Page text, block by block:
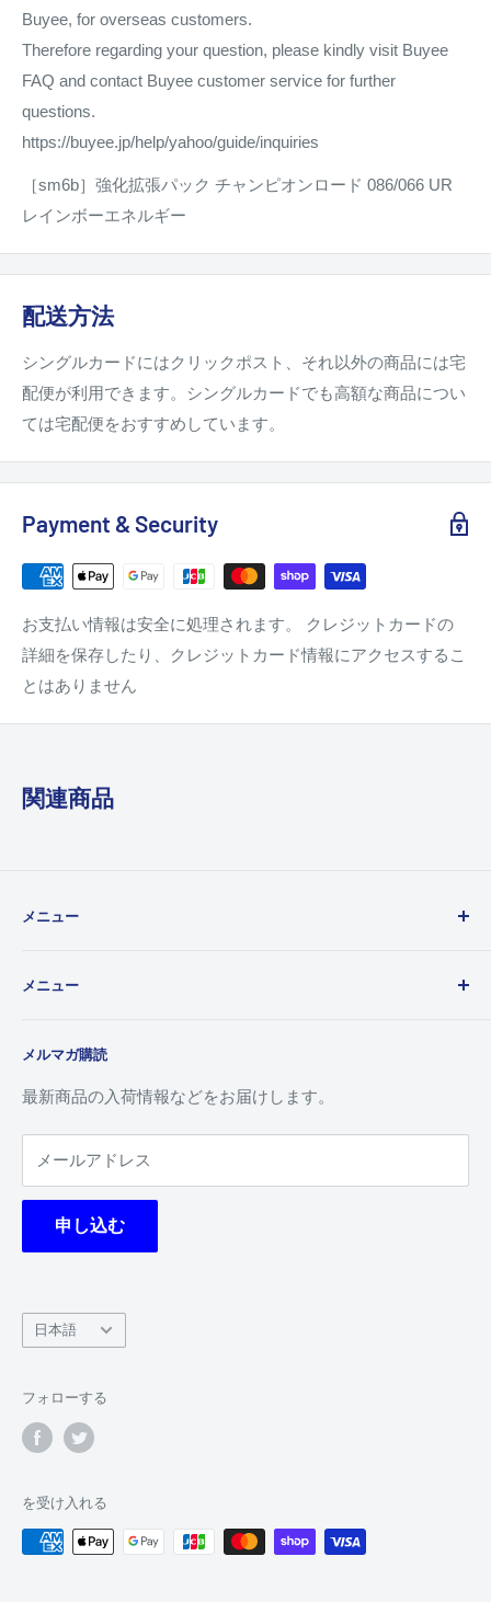
Buyee, for overseas customers.
Therefore regarding your question, please kindly visit Buyee
FAQ and contact Buyee customer service for further
questions.
https://buyee.jp/help/yahoo/guide/inquiries
［sm6b］強化拡張パック チャンピオンロード 086/066 UR
レインボーエネルギー
配送方法
シングルカードにはクリックポスト、それ以外の商品には宅
配便が利用できます。シングルカードでも高額な商品につい
ては宅配便をおすすめしています。
Payment & Security
お支払い情報は安全に処理されます。 クレジットカードの
詳細を保存したり、クレジットカード情報にアクセスするこ
とはありません
関連商品
メニュー
カードの状態表記について
よくある質問
プライバシーポリシー
利用規約
返金ポリシー
メニュー
シングルカード
デッキ
サプライ
予約商品
デッキレシピ
特定商取引法に基づく表記
メルマガ購読
最新商品の入荷情報などをお届けします。
メールアドレス
申し込む
語
日本語
フォローする
を受け入れる